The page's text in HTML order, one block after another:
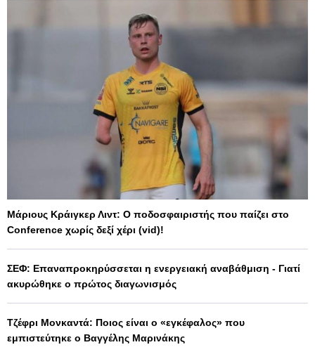
Μάριους Κράιγκερ Λιντ: Ο ποδοσφαιριστής που παίζει στο
Conference χωρίς δεξί χέρι (vid)!
ΣΕΦ: Επαναπροκηρύσσεται η ενεργειακή αναβάθμιση - Γιατί
ακυρώθηκε ο πρώτος διαγωνισμός
Τζέφρι Μονκαντά: Ποιος είναι ο «εγκέφαλος» που
εμπιστεύτηκε ο Βαγγέλης Μαρινάκης